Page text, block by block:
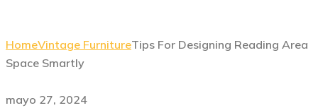
HomeVintage FurnitureTips For Designing Reading Area
Space Smartly
mayo 27, 2024